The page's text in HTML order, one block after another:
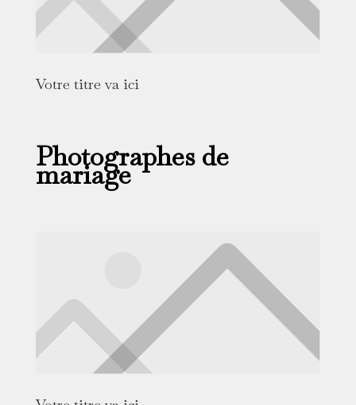
Votre titre va ici
Photographes de
mariage